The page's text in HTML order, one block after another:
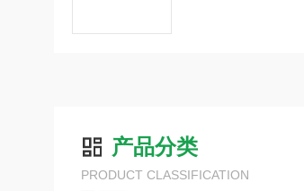
产品分类
PRODUCT CLASSIFICATION